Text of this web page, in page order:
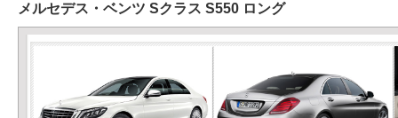
メルセデス・ベンツ Sクラス S550 ロング